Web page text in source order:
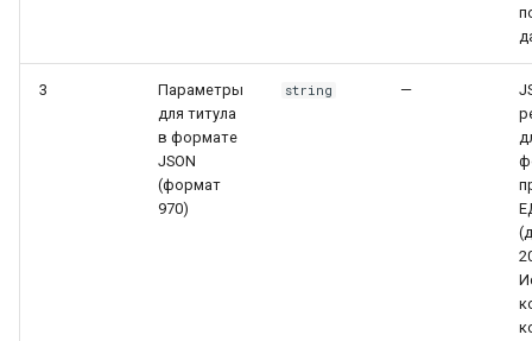
3
Параметры
для титула
в формате
JSON
(формат
970)
string —